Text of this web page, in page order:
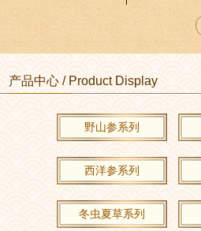
一代王城“
里山清水
着“高丽朱蒙
司成立于
元。2006年8
局GMP认证
产品中心 / Product Display
野山参系列
西洋参系列
冬虫夏草系列